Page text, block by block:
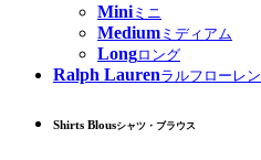
Miniミニ
Medium ミディアム
Longロング
Ralph Laurenラルフローレン
Shirts Blousシャツ・ブラウス